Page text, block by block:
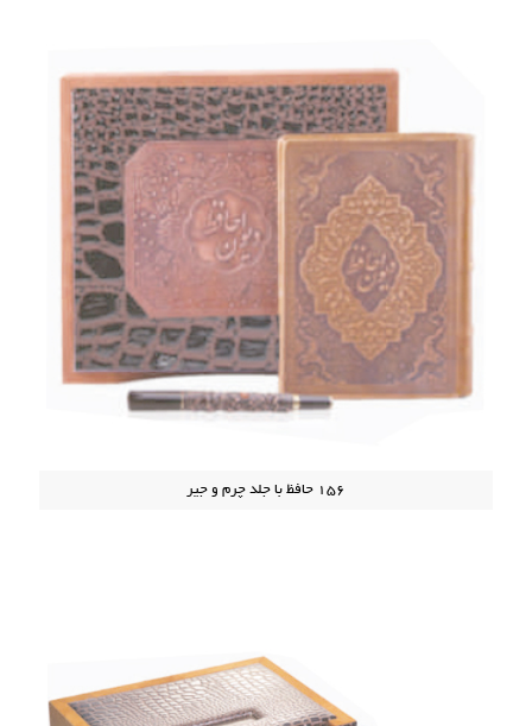
156 حافظ با جلد چرم و جیر